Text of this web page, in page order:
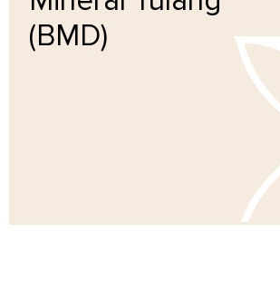
(BMD)
Pelajari lebih lanjut